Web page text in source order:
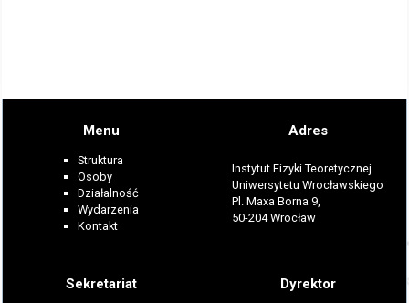
Menu
Struktura
Osoby
Działalność
Wydarzenia
Kontakt
Adres
Instytut Fizyki Teoretycznej
Uniwersytetu Wrocławskiego
Pl. Maxa Borna 9,
50-204 Wrocław
Sekretariat Dyrektor